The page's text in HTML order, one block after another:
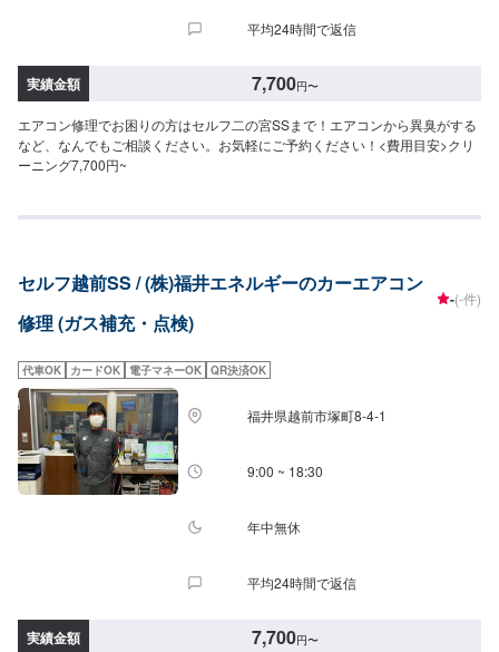
平均24時間で返信
実績金額 7,700円〜
エアコン修理でお困りの方はセルフ二の宮SSまで！エアコンから異臭がする
など、なんでもご相談ください。お気軽にご予約ください！<費用目安>クリ
ーニング7,700円~
セルフ越前SS / (株)福井エネルギーのカーエアコン
修理 (ガス補充・点検)
-(-件)
代車OK カードOK 電子マネーOK QR決済OK
福井県越前市塚町8-4-1
9:00 ~ 18:30
年中無休
平均24時間で返信
実績金額 7,700円〜